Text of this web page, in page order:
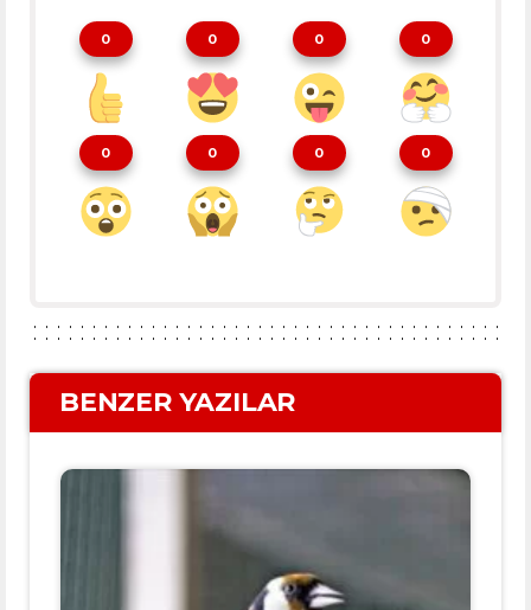
0 0 0 0
0 0 0 0
BENZER YAZILAR